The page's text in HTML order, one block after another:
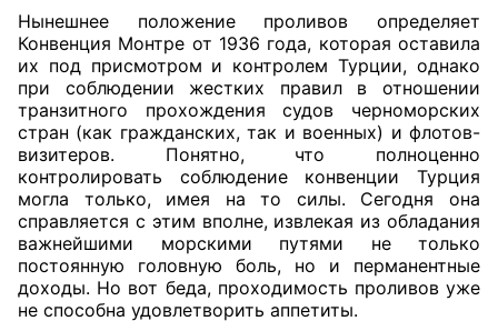
Нынешнее положение проливов определяет
Конвенция Монтре от 1936 года, которая оставила
их под присмотром и контролем Турции, однако
при соблюдении жестких правил в отношении
транзитного прохождения судов черноморских
стран (как гражданских, так и военных) и флотов-
визитеров. Понятно, что полноценно
контролировать соблюдение конвенции Турция
могла только, имея на то силы. Сегодня она
справляется с этим вполне, извлекая из обладания
важнейшими морскими путями не только
постоянную головную боль, но и перманентные
доходы. Но вот беда, проходимость проливов уже
не способна удовлетворить аппетиты.